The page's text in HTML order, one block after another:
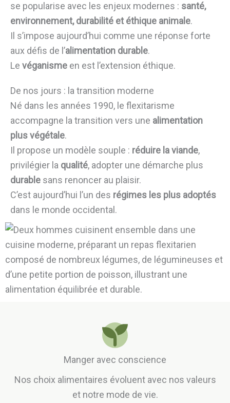
se popularise avec les enjeux modernes : santé,
environnement, durabilité et éthique animale.
Il s’impose aujourd’hui comme une réponse forte
aux défis de l’alimentation durable.
Le véganisme en est l’extension éthique.
De nos jours : la transition moderne
Né dans les années 1990, le flexitarisme
accompagne la transition vers une alimentation
plus végétale.
Il propose un modèle souple : réduire la viande,
privilégier la qualité, adopter une démarche plus
durable sans renoncer au plaisir.
C’est aujourd’hui l’un des régimes les plus adoptés
dans le monde occidental.
Manger avec conscience
Nos choix alimentaires évoluent avec nos valeurs
et notre mode de vie.